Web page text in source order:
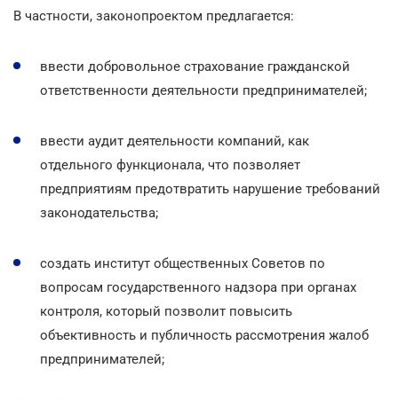
В частности, законопроектом предлагается:
ввести добровольное страхование гражданской
ответственности деятельности предпринимателей;
ввести аудит деятельности компаний, как
отдельного функционала, что позволяет
предприятиям предотвратить нарушение требований
законодательства;
создать институт общественных Советов по
вопросам государственного надзора при органах
контроля, который позволит повысить
объективность и публичность рассмотрения жалоб
предпринимателей;